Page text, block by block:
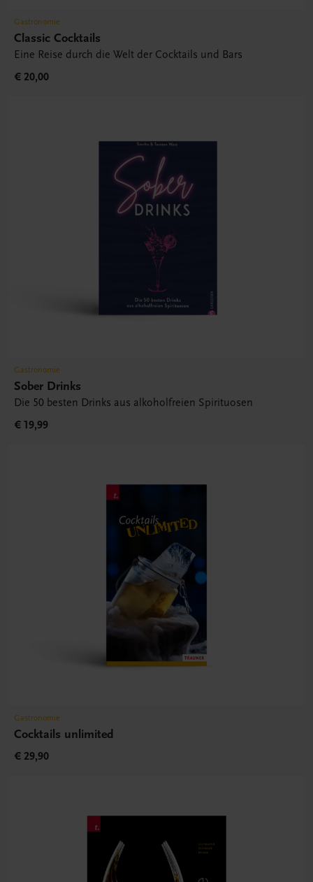
Gastronomie
Classic Cocktails
Eine Reise durch die Welt der Cocktails und Bars
€ 20,00
Gastronomie
Sober Drinks
Die 50 besten Drinks aus alkoholfreien Spirituosen
€ 19,99
Gastronomie
Cocktails unlimited
€ 29,90